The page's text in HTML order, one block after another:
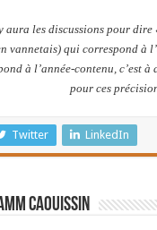
aura les discussions pour
vannetais) qui correspond à
à l’année-contenu, c’est
pour ces
Twitter LinkedIn
Caouissin